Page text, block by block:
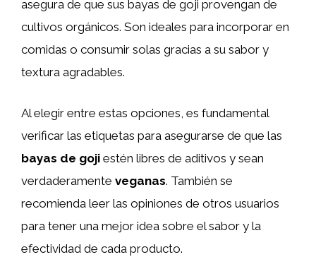
asegura de que sus bayas de goji provengan de
cultivos orgánicos. Son ideales para incorporar en
comidas o consumir solas gracias a su sabor y
textura agradables.
Al elegir entre estas opciones, es fundamental
verificar las etiquetas para asegurarse de que las
bayas de goji estén libres de aditivos y sean
verdaderamente veganas. También se
recomienda leer las opiniones de otros usuarios
para tener una mejor idea sobre el sabor y la
efectividad de cada producto.